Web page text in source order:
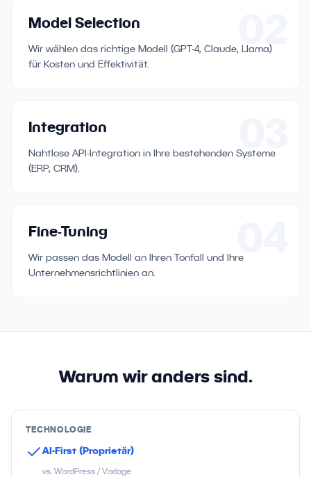
Model Selection
Wir wählen das richtige Modell (GPT-4, Claude, Llama)
für Kosten und Effektivität.
Integration
Nahtlose API-Integration in Ihre bestehenden Systeme
(ERP, CRM).
Fine-Tuning
Wir passen das Modell an Ihren Tonfall und Ihre
Unternehmensrichtlinien an.
Warum wir anders sind.
TECHNOLOGIE
AI-First (Proprietär)
vs. WordPress / Vorlage